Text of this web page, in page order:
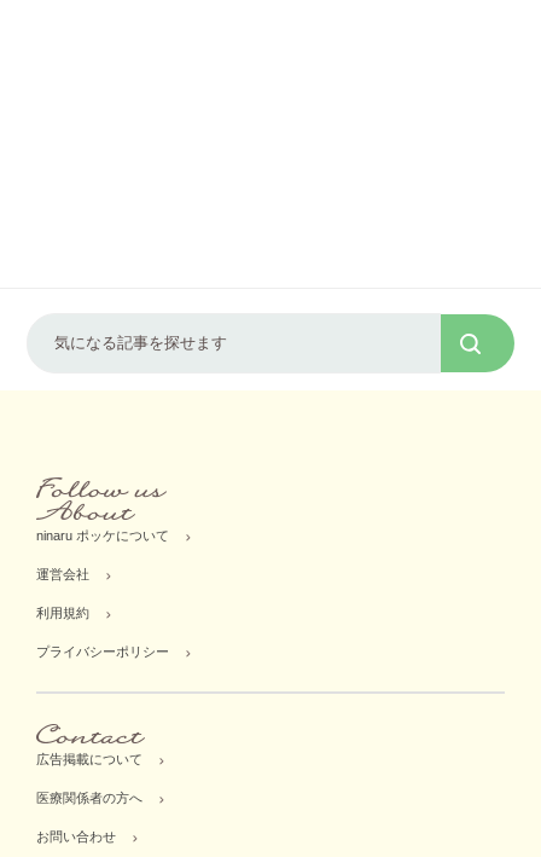
ninaru ポッケについて
運営会社
利用規約
プライバシーポリシー
広告掲載について
医療関係者の方へ
お問い合わせ